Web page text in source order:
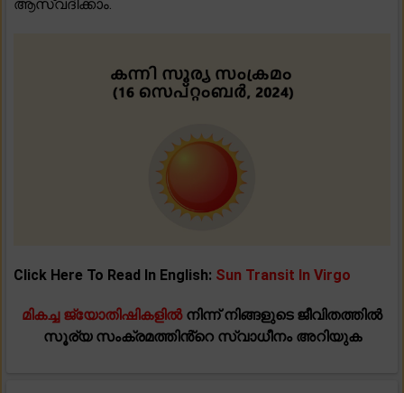
ആസ്വദിക്കാം.
Click Here To Read In English: Sun Transit In Virgo
മികച്ച ജ്യോതിഷികളിൽ നിന്ന് നിങ്ങളുടെ ജീവിതത്തിൽ
സൂര്യ സംക്രമത്തിൻ്റെ സ്വാധീനം അറിയുക